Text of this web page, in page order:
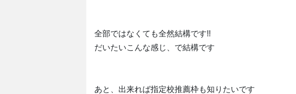
全部ではなくても全然結構です!!
だいたいこんな感じ、で結構です
あと、出来れば指定校推薦枠も知りたいです